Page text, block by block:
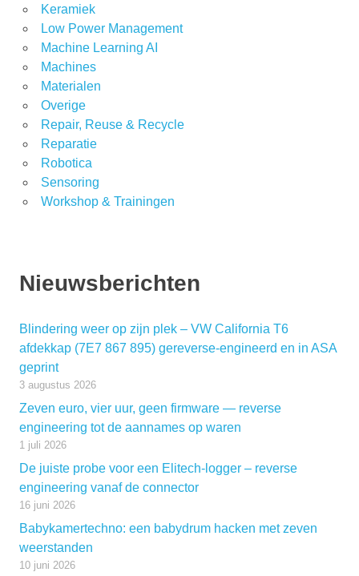
Keramiek
Low Power Management
Machine Learning AI
Machines
Materialen
Overige
Repair, Reuse & Recycle
Reparatie
Robotica
Sensoring
Workshop & Trainingen
Nieuwsberichten
Blindering weer op zijn plek – VW California T6
afdekkap (7E7 867 895) gereverse-engineerd en in ASA
geprint
3 augustus 2026
Zeven euro, vier uur, geen firmware — reverse
engineering tot de aannames op waren
1 juli 2026
De juiste probe voor een Elitech-logger – reverse
engineering vanaf de connector
16 juni 2026
Babykamertechno: een babydrum hacken met zeven
weerstanden
10 juni 2026